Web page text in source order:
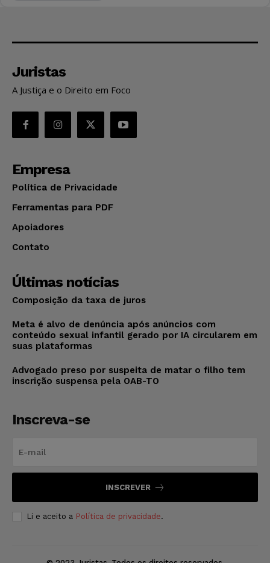
Juristas
A Justiça e o Direito em Foco
Empresa
Política de Privacidade
Ferramentas para PDF
Apoiadores
Contato
Últimas notícias
Composição da taxa de juros
Meta é alvo de denúncia após anúncios com
conteúdo sexual infantil gerado por IA circularem em
suas plataformas
Advogado preso por suspeita de matar o filho tem
inscrição suspensa pela OAB-TO
Inscreva-se
INSCREVER
Li e aceito a Política de privacidade.